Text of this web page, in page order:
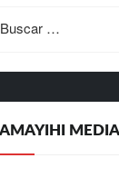
MEDIA